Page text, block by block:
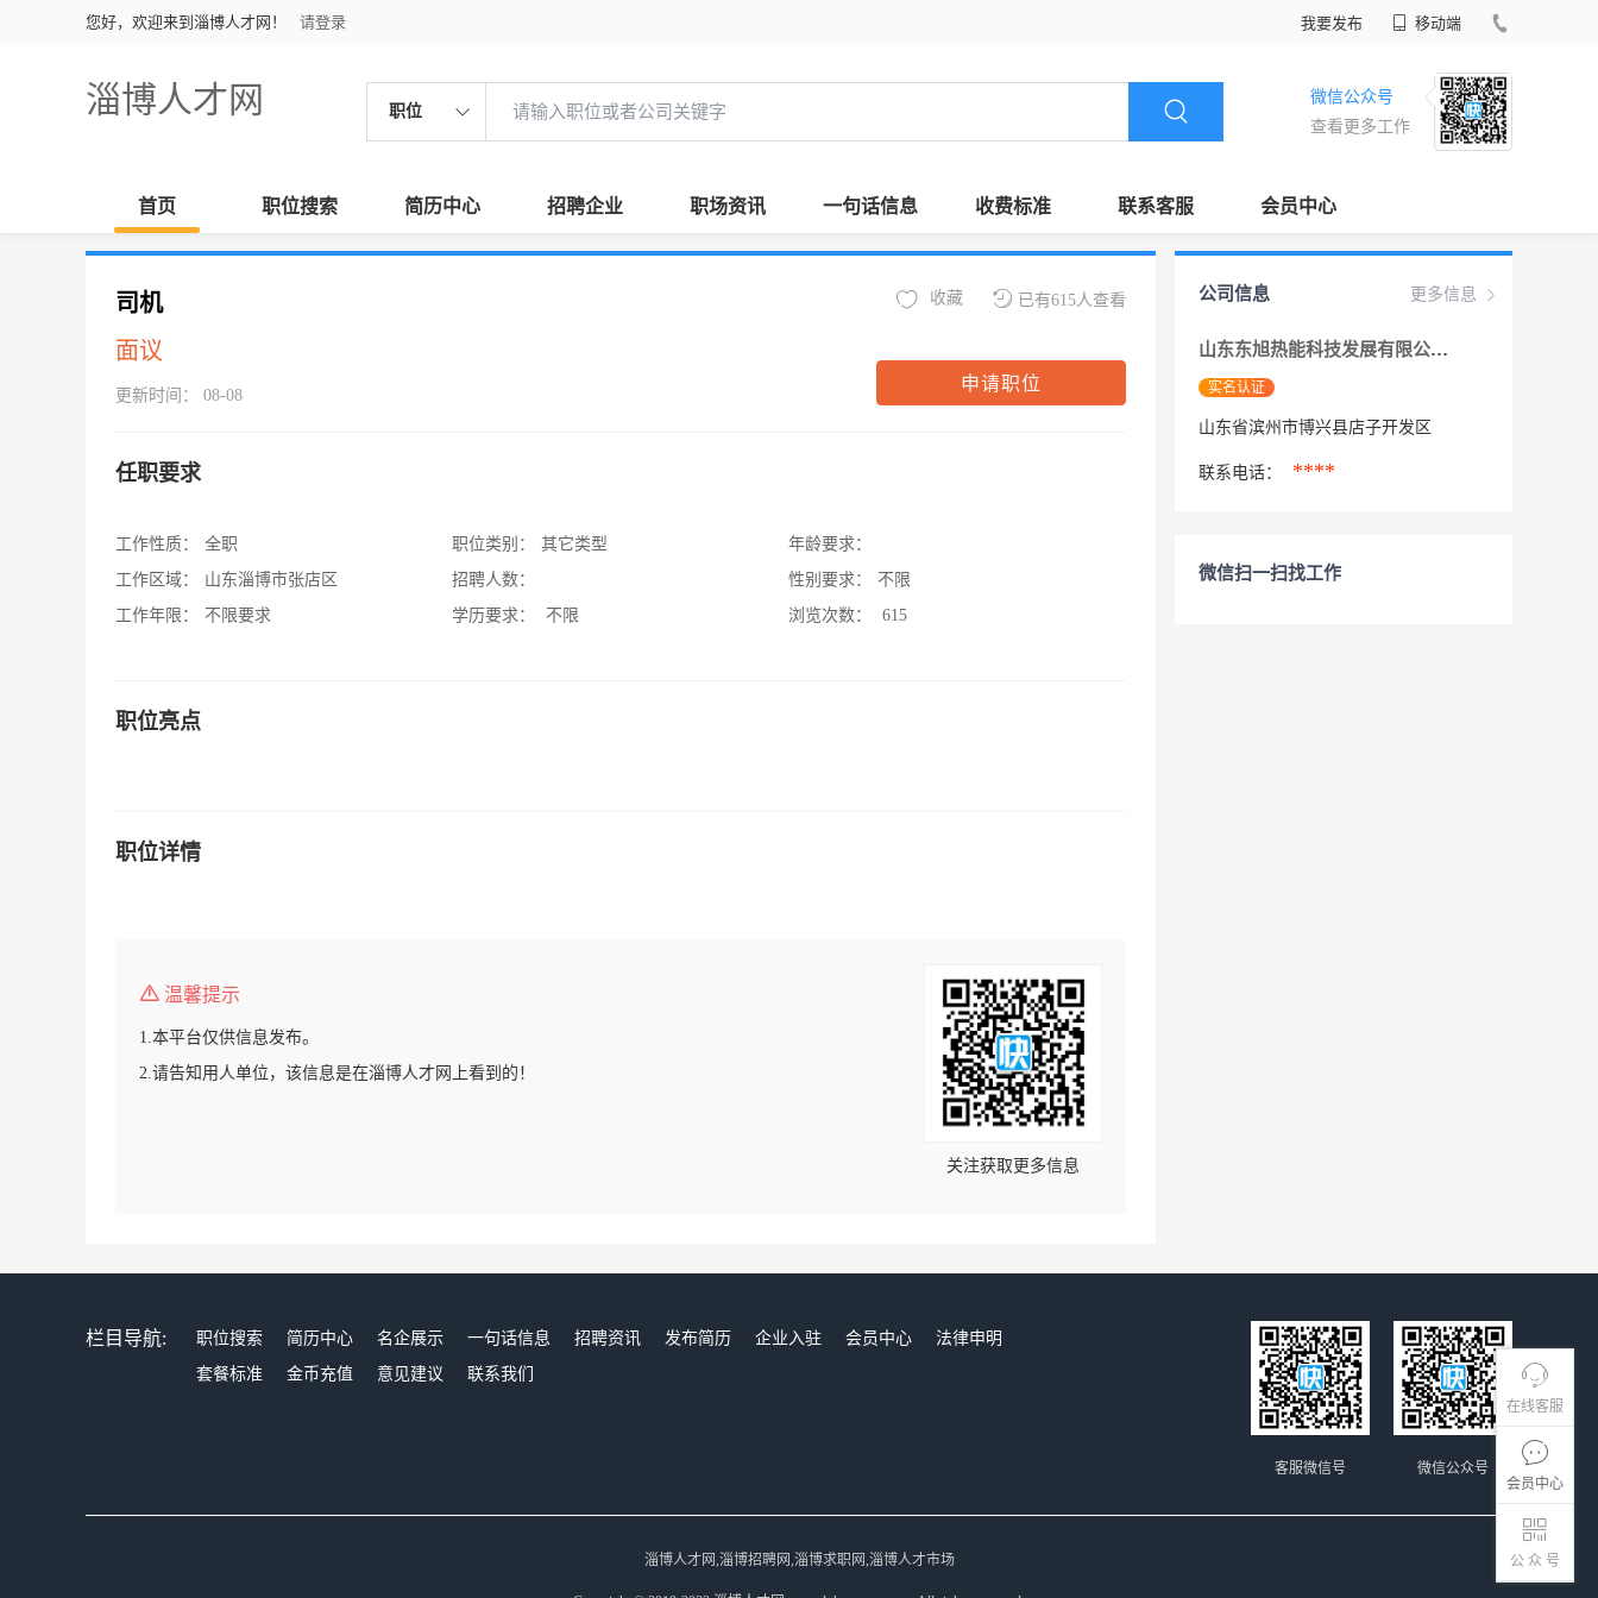
您好，欢迎来到淄博人才网！ 请登录 我要发布 移动端
淄博人才网 职位
微信公众号
查看更多工作
首页 职位搜索 简历中心 招聘企业 职场资讯 一句话信息 收费标准 联系客服 会员中心
在线客服
会员中心
公 众 号
司机
面议
更新时间： 08-08
已有615人查看
收藏
申请职位
任职要求
工作性质：
全职
工作区域：
山东淄博市张店区
工作年限：
不限要求
职位类别：
其它类型
招聘人数：
学历要求：
不限
年龄要求：
性别要求：
不限
浏览次数：
615
职位亮点
职位详情
温馨提示
1.本平台仅供信息发布。
2.请告知用人单位，该信息是在淄博人才网上看到的！
关注获取更多信息
更多信息
公司信息
山东东旭热能科技发展有限公司
实名认证
山东省滨州市博兴县店子开发区
联系电话： ****
微信扫一扫找工作
栏目导航: 职位搜索 简历中心 名企展示 一句话信息 招聘资讯 发布简历 企业入驻 会员中心
法律申明
套餐标准
金币充值 意见建议 联系我们
微信公众号
客服微信号
淄博人才网,淄博招聘网,淄博求职网,淄博人才市场